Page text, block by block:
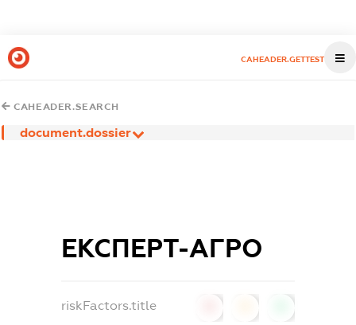
CAHEADER.GETTEST
CAHEADER.SEARCH
document.dossier
ЕКСПЕРТ-АГРО
riskFactors.title